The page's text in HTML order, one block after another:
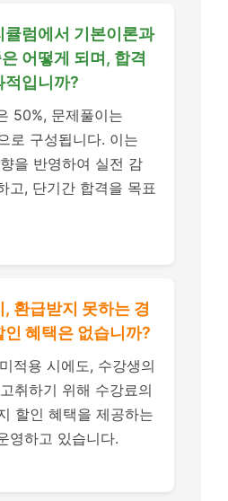
큘럼에서 기본이론과
어떻게 되며, 합격
적입니까?
50%, 문제풀이는
로 구성됩니다. 이는
을 반영하여 실전 감
고, 단기간 합격을 목표
, 환급받지 못하는 경
인 혜택은 없습니까?
적용 시에도, 수강생의
취하기 위해 수강료의
할인 혜택을 제공하는
영하고 있습니다.